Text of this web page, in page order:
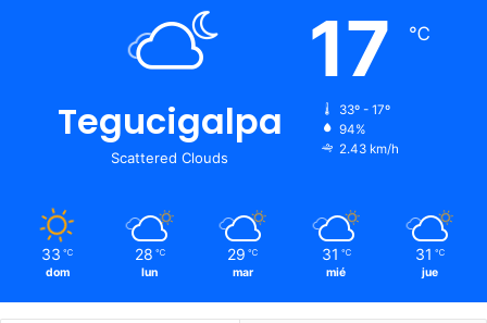
Tegucigalpa
Scattered Clouds
17 ℃
33º - 17º
94%
2.43 km/h
33 ℃
dom
28 ℃
lun
29 ℃
mar
31 ℃
mié
31 ℃
jue